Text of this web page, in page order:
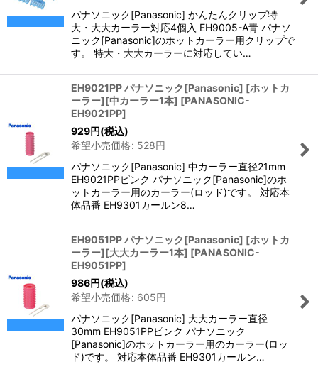
パナソニック[Panasonic] かんたんクリップ特
大・大大カーラー対応4個入 EH9005-A青 パナソ
ニック[Panasonic]のホットカーラー用クリップで
す。 特大・大大カーラーに対応してい…
EH9021PP パナソニック[Panasonic] [ホットカ
ーラー][中カーラー1本] [PANASONIC-
EH9021PP]
929円(税込)
希望小売価格: 528円
パナソニック[Panasonic] 中カーラー直径21mm
EH9021PPピンク パナソニック[Panasonic]のホ
ットカーラー用のカーラー(ロッド)です。 対応本
体品番 EH9301カールン8…
EH9051PP パナソニック[Panasonic] [ホットカ
ーラー][大大カーラー1本] [PANASONIC-
EH9051PP]
986円(税込)
希望小売価格: 605円
パナソニック[Panasonic] 大大カーラー直径
30mm EH9051PPピンク パナソニック
[Panasonic]のホットカーラー用のカーラー(ロッ
ド)です。 対応本体品番 EH9301カールン…